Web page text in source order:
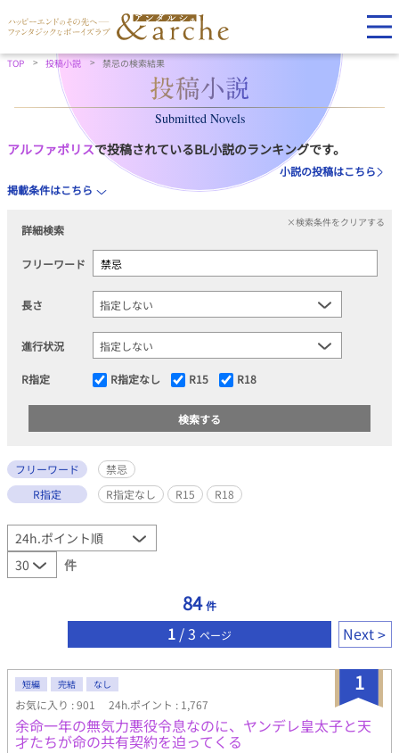
TOP 投稿小説 禁忌の検索結果
Submitted Novels
アルファポリスで投稿されているBL小説のランキングです。
小説の投稿はこちら
掲載条件はこちら
詳細検索
×検索条件をクリアする
フリーワード
長さ
進行状況
R指定 R指定なし R15 R18
フリーワード
禁忌
R指定
R指定なし R15 R18
件
84 件
1 / 3 ページ Next
1
短編 完結 なし
お気に入り : 901 24h.ポイント : 1,767
余命一年の無気力悪役令息なのに、ヤンデレ皇太子と天
才たちが命の共有契約を迫ってくる